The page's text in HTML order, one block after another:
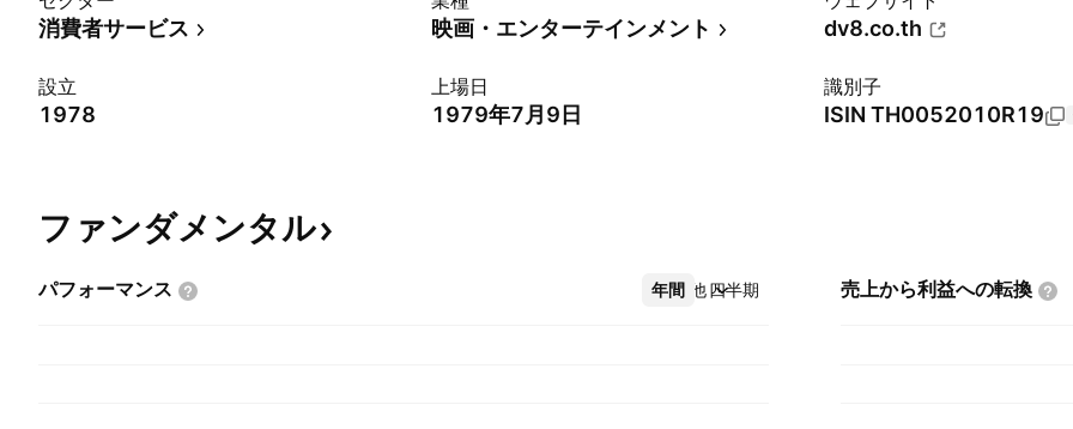
消費者サービス 映画・エンターテインメント dv8.co.th
設立
1978
上場日
1979年7月9日
識別子
ISIN TH0052010R19
ファンダメンタル
パフォーマンス 年間 四半期
その他 売上から利益への転換